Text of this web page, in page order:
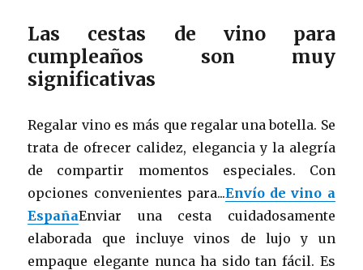
Las cestas de vino para
cumpleaños son muy
significativas
Regalar vino es más que regalar una botella. Se
trata de ofrecer calidez, elegancia y la alegría
de compartir momentos especiales. Con
opciones convenientes para...Envío de vino a
EspañaEnviar una cesta cuidadosamente
elaborada que incluye vinos de lujo y un
empaque elegante nunca ha sido tan fácil. Es